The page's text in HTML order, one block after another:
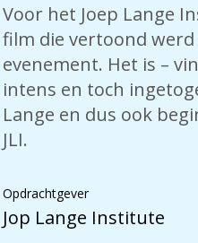
Voor het Joep Lange
film die vertoond
evenement. Het is –
intens en toch
Lange en dus ook
JLI.
Opdrachtgever
Jop Lange Institute